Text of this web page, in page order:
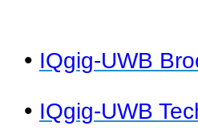
• IQgig-UWB
• IQgig-UWB